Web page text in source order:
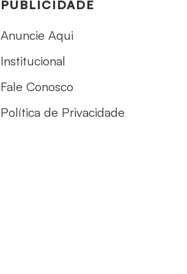
PUBLICIDADE
Anuncie Aqui
Institucional
Fale Conosco
Política de Privacidade